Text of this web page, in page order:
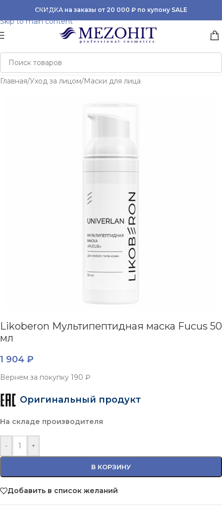
Skip to navigation
Skip to main content
СКИДКА на заказы от 20 000 ₽ по купону SALE
Главная/Уход за лицом/Маски для лица
Likoberon Мультипептидная маска Fucus 50
мл
1 904 ₽
Вернем за покупку 190 ₽
Оригинальный продукт
На складе производителя
- +
В КОРЗИНУ
Добавить в список желаний